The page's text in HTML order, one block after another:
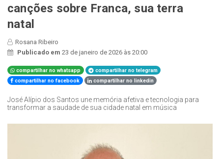
canções sobre Franca, sua terra
natal
Rosana Ribeiro
Publicado em 23 de janeiro de 2026 às 20:00
compartilhar no whatsapp
compartilhar no telegram
compartilhar no facebook
compartilhar no linkedin
José Alípio dos Santos une memória afetiva e tecnologia para
transformar a saudade de sua cidade natal em música